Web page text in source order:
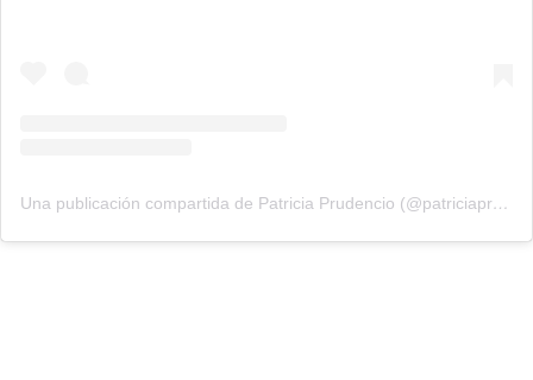
Una publicación compartida de Patricia Prudencio (@patriciaprudencio98)